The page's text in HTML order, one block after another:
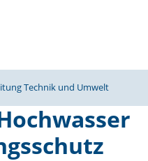
Technik und Umwelt